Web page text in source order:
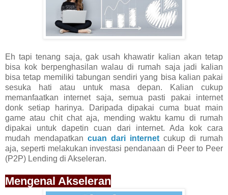
Eh tapi tenang saja, gak usah khawatir kalian akan tetap
bisa kok berpenghasilan walau di rumah saja jadi kalian
bisa tetap memiliki tabungan sendiri yang bisa kalian pakai
sesuka hati atau untuk masa depan. Kalian cukup
memanfaatkan internet saja, semua pasti pakai internet
donk setiap harinya. Daripada dipakai cuma buat main
game atau chit chat aja, mending waktu kamu di rumah
dipakai untuk dapetin cuan dari internet. Ada kok cara
mudah mendapatkan cuan dari internet cukup di rumah
aja, seperti melakukan investasi pendanaan di Peer to Peer
(P2P) Lending di Akseleran.
Mengenal Akseleran